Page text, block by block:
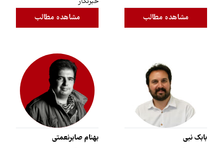
مشاهده مطالب
مشاهده مطالب
بابک نبی
بهنام صابرنعمتی